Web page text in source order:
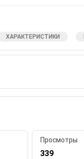
ХАРАКТЕРИСТИКИ
Просмотры
339